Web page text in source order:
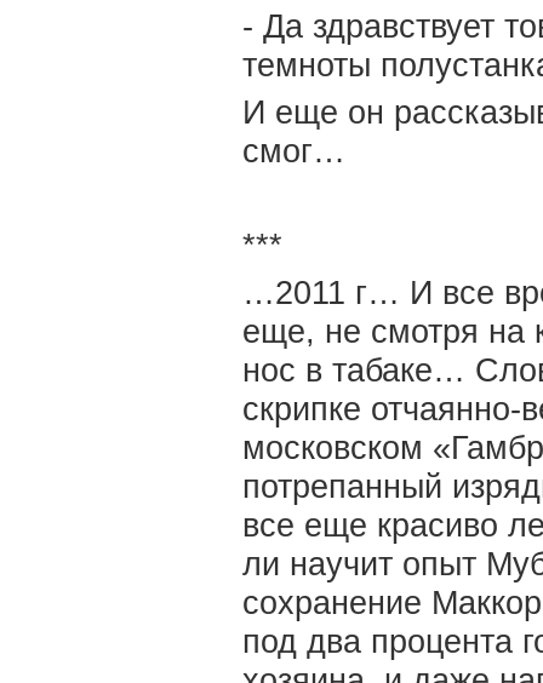
- Да здравствует
темноты
И еще он
смог…
***
…2011 г… И все
еще, не смотря на
нос в табаке…
скрипке
московском
потрепанный
все еще красиво
ли научит опыт
сохранение
под два процента